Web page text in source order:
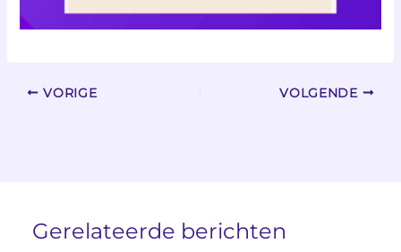
VORIGE VOLGENDE
Gerelateerde berichten